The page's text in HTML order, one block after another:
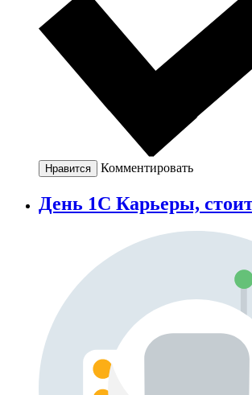
Нравится Комментировать
День 1C Карьеры,